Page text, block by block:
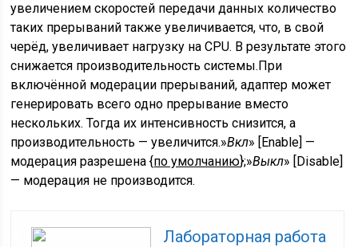
увеличением скоростей передачи данных количество
таких прерываний также увеличивается, что, в свой
черёд, увеличивает нагрузку на CPU. В результате этого
снижается производительность системы.При
включённой модерации прерываний, адаптер может
генерировать всего одно прерывание вместо
нескольких. Тогда их интенсивность снизится, а
производительность — увеличится.»Вкл» [Enable] —
модерация разрешена {по умолчанию};»Выкл» [Disable]
— модерация не производится.
Лабораторная работа